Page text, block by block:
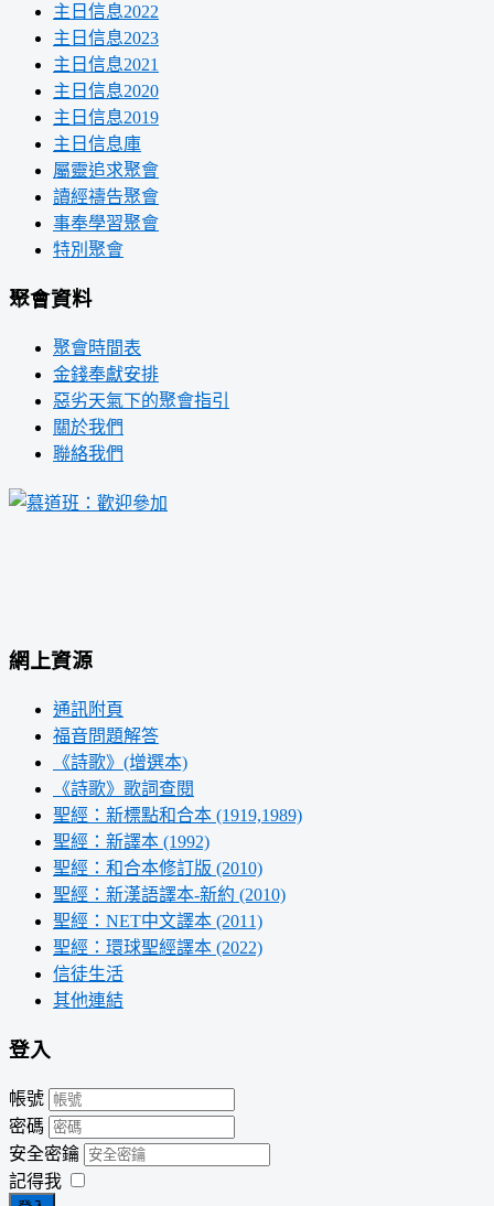
主日信息2022
主日信息2023
主日信息2021
主日信息2020
主日信息2019
主日信息庫
屬靈追求聚會
讀經禱告聚會
事奉學習聚會
特別聚會
聚會資料
聚會時間表
金錢奉獻安排
惡劣天氣下的聚會指引
關於我們
聯絡我們
網上資源
通訊附頁
福音問題解答
《詩歌》(增選本)
《詩歌》歌詞查閱
聖經：新標點和合本 (1919,1989)
聖經：新譯本 (1992)
聖經：和合本修訂版 (2010)
聖經：新漢語譯本-新約 (2010)
聖經：NET中文譯本 (2011)
聖經：環球聖經譯本 (2022)
信徒生活
其他連結
登入
帳號
密碼
安全密鑰
記得我